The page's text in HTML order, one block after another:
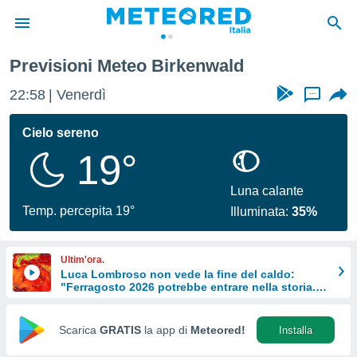
di
per
le
di
Web
Previsioni Meteo Birkenwald
22:58 Venerdì ...
Cielo sereno
19°
Temp. percepita 19°
Luna calante
Illuminata:35%
Ultim'ora.
Luca Lombroso non vede la fine del caldo:
"Ferragosto 2026 potrebbe entrare nella storia.
Scarica GRATIS la app di Meteored! Installa